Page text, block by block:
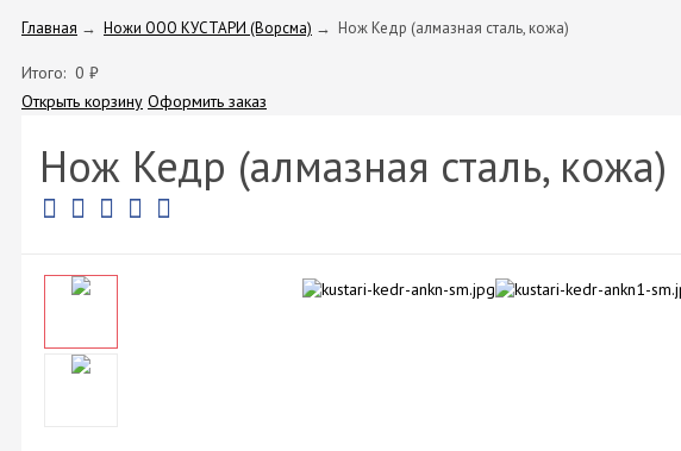
Главная → Ножи ООО КУСТАРИ (Ворсма) → Нож Кедр (алмазная сталь, кожа)
Итого: 0 ₽
Открыть корзину Оформить заказ
Нож Кедр (алмазная сталь, кожа)